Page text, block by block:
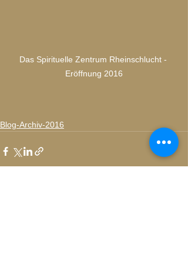
Das Spirituelle Zentrum Rheinschlucht -
Eröffnung 2016
Blog-Archiv-2016